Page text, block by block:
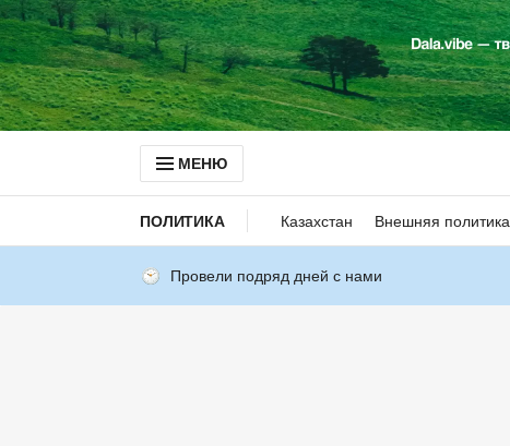
МЕНЮ
ПОЛИТИКА Казахстан Внешняя политика
Провели подряд дней с нами